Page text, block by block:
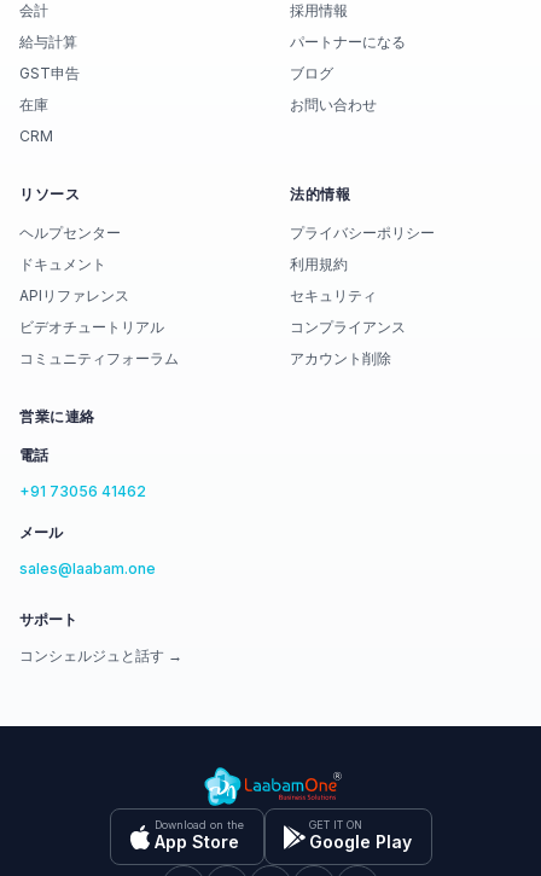
会計
給与計算
GST申告
在庫
CRM
採用情報
パートナーになる
ブログ
お問い合わせ
リソース
ヘルプセンター
ドキュメント
APIリファレンス
ビデオチュートリアル
コミュニティフォーラム
法的情報
プライバシーポリシー
利用規約
セキュリティ
コンプライアンス
アカウント削除
営業に連絡
電話
+91 73056 41462
メール
sales@laabam.one
サポート
コンシェルジュと話す →
Download on the
App Store
GET IT ON
Google Play